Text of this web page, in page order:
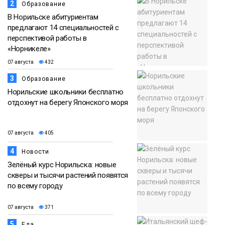
2 Образование
В Норильске абитуриентам
предлагают 14 специальностей с
перспективой работы в
«Норникеле»
07 августа 432
3 Образование
Норильские школьники бесплатно
отдохнут на берегу Японского моря
07 августа 405
4 Новости
Зелёный курс Норильска: новые
скверы и тысячи растений появятся
по всему городу
07 августа 371